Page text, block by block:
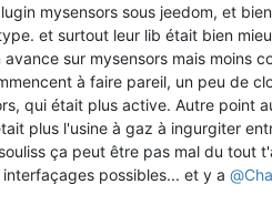
mysensors sous jeedom, et
et surtout leur lib était bien
sur mysensors mais moins
à faire pareil, un peu de
qui était plus active. Autre point
plus l'usine à gaz à ingurgiter
ça peut être pas mal du tout
possibles... et y a @